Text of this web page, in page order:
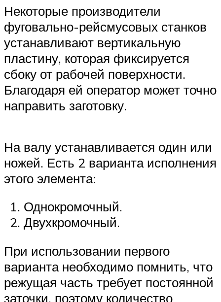
Некоторые производители
фуговально-рейсмусовых станков
устанавливают вертикальную
пластину, которая фиксируется
сбоку от рабочей поверхности.
Благодаря ей оператор может точно
направить заготовку.
На валу устанавливается один или
ножей. Есть 2 варианта исполнения
этого элемента:
Однокромочный.
Двухкромочный.
При использовании первого
варианта необходимо помнить, что
режущая часть требует постоянной
заточки, поэтому количество